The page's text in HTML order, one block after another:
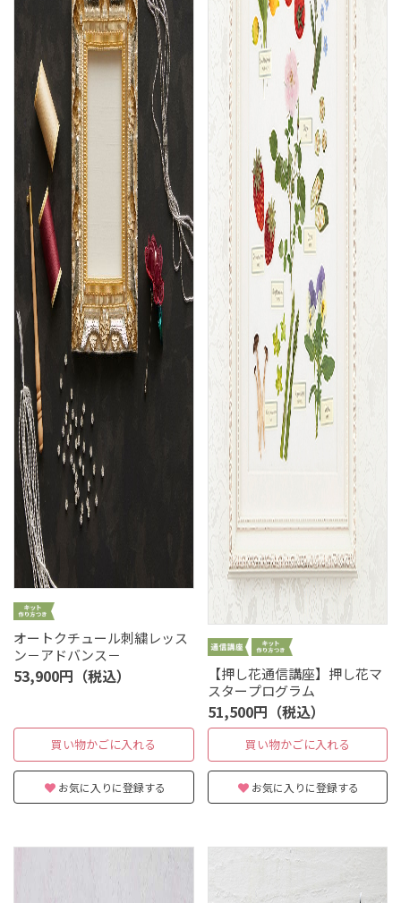
オートクチュール刺繍レッス
ン－アドバンス－
53,900円（税込）
買い物かごに入れる
お気に入りに登録する
【押し花通信講座】押し花マ
スタープログラム
51,500円（税込）
買い物かごに入れる
お気に入りに登録する